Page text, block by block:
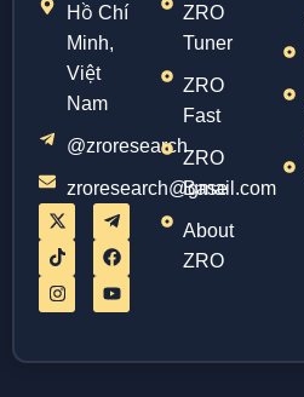
Hồ Chí
Minh,
Việt
Nam
@zroresearch
zroresearch@gmail.com
ZRO
Tuner
ZRO
Fast
ZRO
Base
About
ZRO